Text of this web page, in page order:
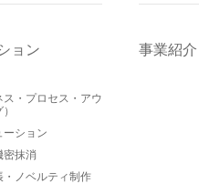
ョン
ス・プロセス・アウ
ーション
密抹消
・ノベルティ制作
事業紹介